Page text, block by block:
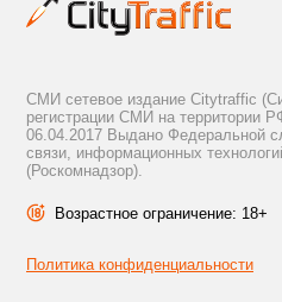
СМИ сетевое издание Citytraffic
регистрации СМИ на
06.04.2017 Выдано Федеральной
связи, информационных
(Роскомнадзор).
Возрастное ограничение: 18+
Политика конфиденциальности